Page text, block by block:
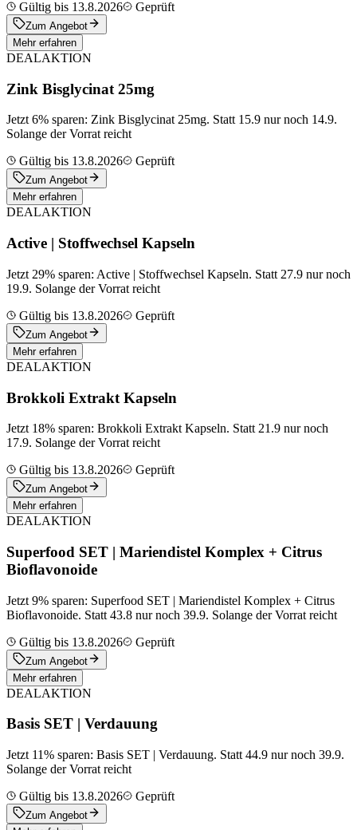
Gültig bis 13.8.2026 Geprüft
Zum Angebot
Mehr erfahren
DEALAKTION
Zink Bisglycinat 25mg
Jetzt 6% sparen: Zink Bisglycinat 25mg. Statt 15.9 nur noch 14.9.
Solange der Vorrat reicht
Gültig bis 13.8.2026
Geprüft
Zum Angebot
Mehr erfahren
DEALAKTION
Active | Stoffwechsel Kapseln
Jetzt 29% sparen: Active | Stoffwechsel Kapseln. Statt 27.9 nur noch
19.9. Solange der Vorrat reicht
Gültig bis 13.8.2026
Geprüft
Zum Angebot
Mehr erfahren
DEALAKTION
Brokkoli Extrakt Kapseln
Jetzt 18% sparen: Brokkoli Extrakt Kapseln. Statt 21.9 nur noch
17.9. Solange der Vorrat reicht
Gültig bis 13.8.2026
Geprüft
Zum Angebot
Mehr erfahren
DEALAKTION
Superfood SET | Mariendistel Komplex + Citrus
Bioflavonoide
Jetzt 9% sparen: Superfood SET | Mariendistel Komplex + Citrus
Bioflavonoide. Statt 43.8 nur noch 39.9. Solange der Vorrat reicht
Gültig bis 13.8.2026
Geprüft
Zum Angebot
Mehr erfahren
DEALAKTION
Basis SET | Verdauung
Jetzt 11% sparen: Basis SET | Verdauung. Statt 44.9 nur noch 39.9.
Solange der Vorrat reicht
Gültig bis 13.8.2026
Geprüft
Zum Angebot